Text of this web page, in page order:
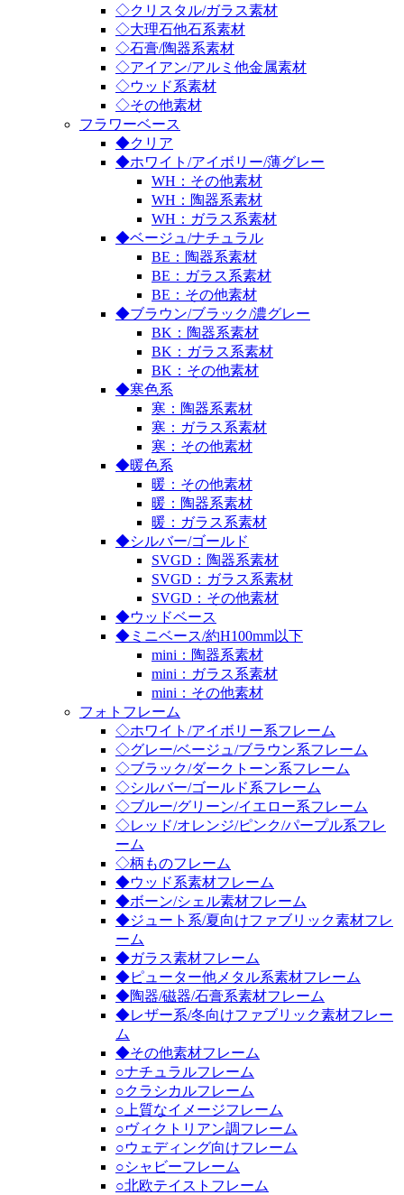
◇クリスタル/ガラス素材
◇大理石他石系素材
◇石膏/陶器系素材
◇アイアン/アルミ他金属素材
◇ウッド系素材
◇その他素材
フラワーベース
◆クリア
◆ホワイト/アイボリー/薄グレー
WH：その他素材
WH：陶器系素材
WH：ガラス系素材
◆ベージュ/ナチュラル
BE：陶器系素材
BE：ガラス系素材
BE：その他素材
◆ブラウン/ブラック/濃グレー
BK：陶器系素材
BK：ガラス系素材
BK：その他素材
◆寒色系
寒：陶器系素材
寒：ガラス系素材
寒：その他素材
◆暖色系
暖：その他素材
暖：陶器系素材
暖：ガラス系素材
◆シルバー/ゴールド
SVGD：陶器系素材
SVGD：ガラス系素材
SVGD：その他素材
◆ウッドベース
◆ミニベース/約H100mm以下
mini：陶器系素材
mini：ガラス系素材
mini：その他素材
フォトフレーム
◇ホワイト/アイボリー系フレーム
◇グレー/ベージュ/ブラウン系フレーム
◇ブラック/ダークトーン系フレーム
◇シルバー/ゴールド系フレーム
◇ブルー/グリーン/イエロー系フレーム
◇レッド/オレンジ/ピンク/パープル系フレ
ーム
◇柄ものフレーム
◆ウッド系素材フレーム
◆ボーン/シェル素材フレーム
◆ジュート系/夏向けファブリック素材フレ
ーム
◆ガラス素材フレーム
◆ピューター他メタル系素材フレーム
◆陶器/磁器/石膏系素材フレーム
◆レザー系/冬向けファブリック素材フレー
ム
◆その他素材フレーム
○ナチュラルフレーム
○クラシカルフレーム
○上質なイメージフレーム
○ヴィクトリアン調フレーム
○ウェディング向けフレーム
○シャビーフレーム
○北欧テイストフレーム